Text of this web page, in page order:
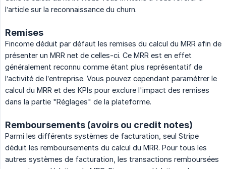
l’article sur la reconnaissance du churn.
Remises
Fincome déduit par défaut les remises du calcul du MRR afin de
présenter un MRR net de celles-ci. Ce MRR est en effet
généralement reconnu comme étant plus représentatif de
l’activité de l’entreprise. Vous pouvez cependant paramétrer le
calcul du MRR et des KPIs pour exclure l'impact des remises
dans la partie "Réglages" de la plateforme.
Remboursements (avoirs ou credit notes)
Parmi les différents systèmes de facturation, seul Stripe
déduit les remboursements du calcul du MRR. Pour tous les
autres systèmes de facturation, les transactions remboursées